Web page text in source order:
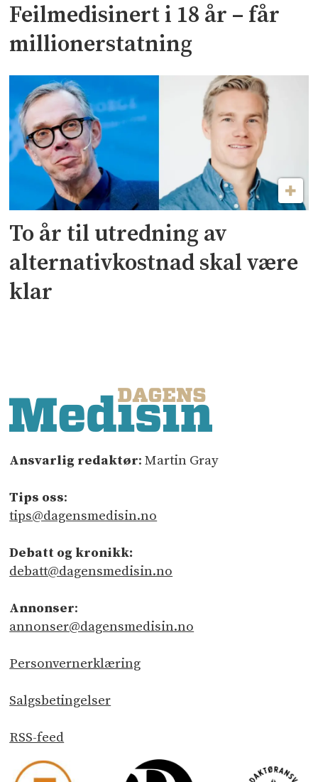
Feilmedisinert i 18 år – får
millionerstatning
To år til utredning av
alternativkostnad skal være
klar
Ansvarlig redaktør: Martin Gray
Tips oss:
tips@dagensmedisin.no
Debatt og kronikk:
debatt@dagensmedisin.no
Annonser:
annonser@dagensmedisin.no
Personvernerklæring
Salgsbetingelser
RSS-feed